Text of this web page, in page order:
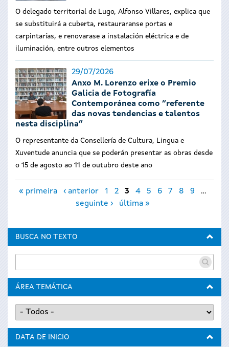
O delegado territorial de Lugo, Alfonso Villares, explica que
se substituirá a cuberta, restauraranse portas e
carpintarías, e renovarase a instalación eléctrica e de
iluminación, entre outros elementos
29/07/2026
Anxo M. Lorenzo erixe o Premio
Galicia de Fotografía
Contemporánea como “referente
das novas tendencias e talentos
nesta disciplina”
O representante da Consellería de Cultura, Lingua e
Xuventude anuncia que se poderán presentar as obras desde
o 15 de agosto ao 11 de outubro deste ano
Páxinas
« primeira ‹ anterior 1 2 3 4 5 6 7 8 9
…
seguinte ›
última »
BUSCA NO TEXTO
ÁREA TEMÁTICA
DATA DE INICIO